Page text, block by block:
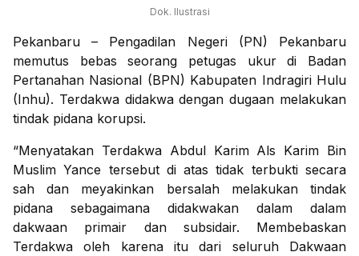
Dok. Ilustrasi
Pekanbaru – Pengadilan Negeri (PN) Pekanbaru
memutus bebas seorang petugas ukur di Badan
Pertanahan Nasional (BPN) Kabupaten Indragiri Hulu
(Inhu). Terdakwa didakwa dengan dugaan melakukan
tindak pidana korupsi.
“Menyatakan Terdakwa Abdul Karim Als Karim Bin
Muslim Yance tersebut di atas tidak terbukti secara
sah dan meyakinkan bersalah melakukan tindak
pidana sebagaimana didakwakan dalam dalam
dakwaan primair dan subsidair. Membebaskan
Terdakwa oleh karena itu dari seluruh Dakwaan